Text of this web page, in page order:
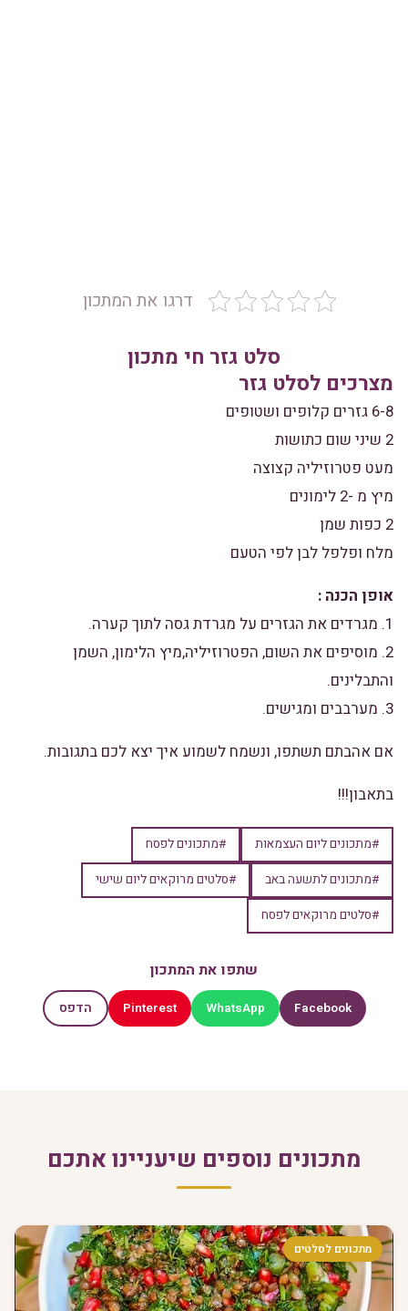
דרגו את המתכון
סלט גזר חי מתכון
מצרכים לסלט גזר
6-8 גזרים קלופים ושטופים
2 שיני שום כתושות
מעט פטרוזיליה קצוצה
מיץ מ -2 לימונים
2 כפות שמן
מלח ופלפל לבן לפי הטעם
אופן הכנה :
1. מגרדים את הגזרים על מגרדת גסה לתוך קערה.
2. מוסיפים את השום, הפטרוזיליה,מיץ הלימון, השמן
והתבלינים.
3. מערבבים ומגישים.
אם אהבתם תשתפו, ונשמח לשמוע איך יצא לכם בתגובות.
בתאבון!!!
#מתכונים ליום העצמאות
#מתכונים לפסח
#מתכונים לתשעה באב
#סלטים מרוקאים ליום שישי
#סלטים מרוקאים לפסח
שתפו את המתכון
Facebook
WhatsApp
Pinterest הדפס
מתכונים נוספים שיעניינו אתכם
מתכונים לסלטים